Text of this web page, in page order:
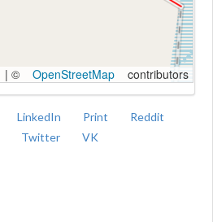
| © OpenStreetMap contributors
LinkedIn Print
Reddit
Twitter VK